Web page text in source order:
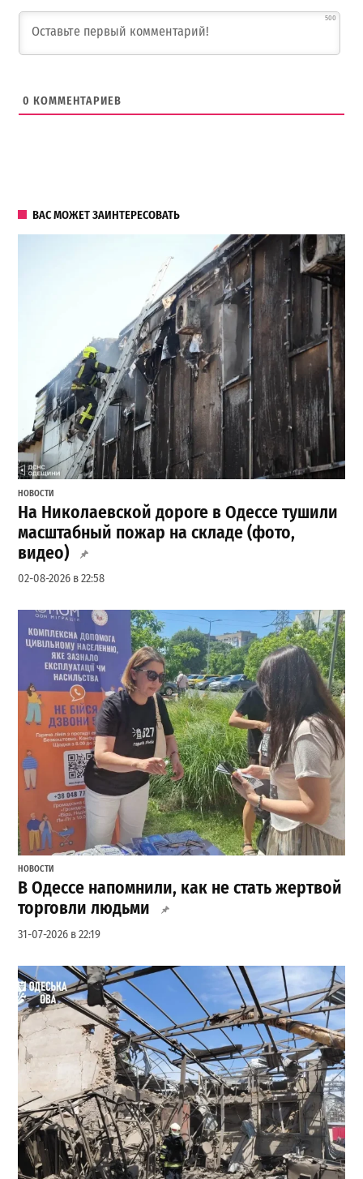
500
0 КОММЕНТАРИЕВ
ВАС МОЖЕТ ЗАИНТЕРЕСОВАТЬ
НОВОСТИ
На Николаевской дороге в Одессе тушили
масштабный пожар на складе (фото,
видео)
02-08-2026 в 22:58
НОВОСТИ
В Одессе напомнили, как не стать жертвой
торговли людьми
31-07-2026 в 22:19